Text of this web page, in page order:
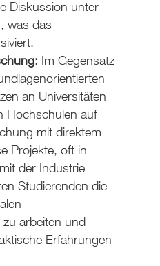
Diskussion unter
was das
Im Gegensatz
an Universitäten
Hochschulen auf
mit direktem
Projekte, oft in
der Industrie
Studierenden die
arbeiten und
Erfahrungen